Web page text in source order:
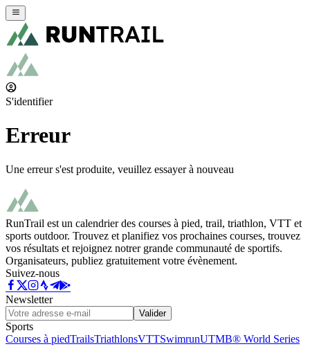
S'identifier
Erreur
Une erreur s'est produite, veuillez essayer à nouveau
RunTrail est un calendrier des courses à pied, trail, triathlon, VTT et
sports outdoor. Trouvez et planifiez vos prochaines courses, trouvez
vos résultats et rejoignez notrer grande communauté de sportifs.
Organisateurs, publiez gratuitement votre évènement.
Suivez-nous
Newsletter
Valider
Sports
Courses à piedTrailsTriathlonsVTTSwimrunUTMB® World Series